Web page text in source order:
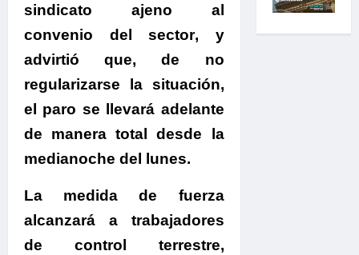
sindicato ajeno al
convenio del sector, y
advirtió que, de no
regularizarse la situación,
el paro se llevará adelante
de manera total desde la
medianoche del lunes.
La medida de fuerza
alcanzará a trabajadores
de control terrestre,